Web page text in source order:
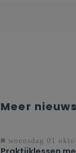
Meer nieuws
woensdag 01